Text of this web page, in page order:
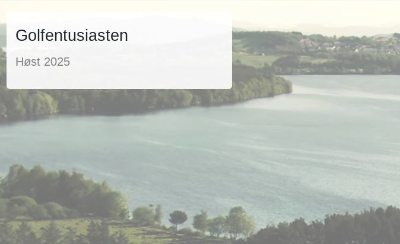
Golfentusiasten
Høst 2025